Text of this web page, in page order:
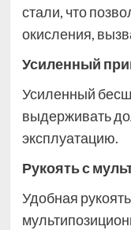
стали, что
окисления,
Усиленный
Усиленный
выдерживать
эксплуатацию.
Рукоять с
Удобная